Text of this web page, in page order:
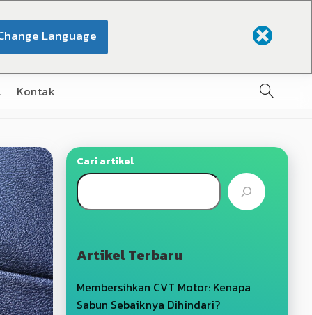
Language
Kontak
Cari artikel
Artikel Terbaru
Membersihkan CVT Motor: Kenapa
Sabun Sebaiknya Dihindari?